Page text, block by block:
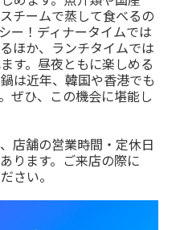
チームで蒸して食べるの
ー！ディナータイムでは
ほか、ランチタイムでは
す。昼夜ともに楽しめる
は近年、韓国や香港でも
ぜひ、この機会に堪能し
店舗の営業時間・定休日
ります。ご来店の際に
さい。